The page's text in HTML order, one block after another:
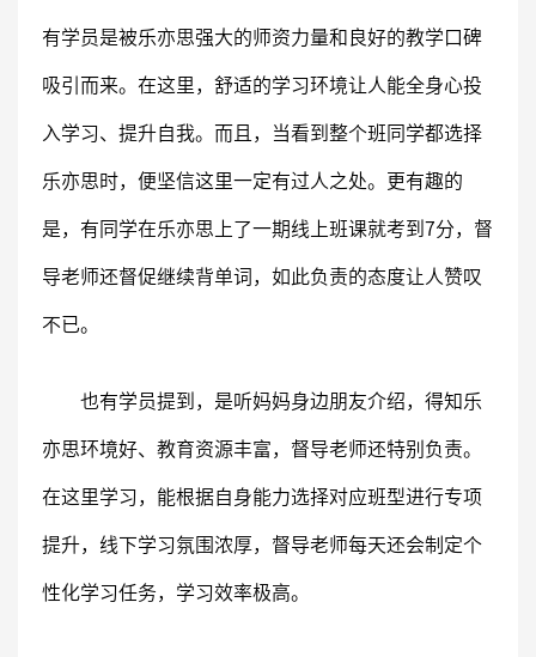
有学员是被乐亦思强大的师资力量和良好的教学口碑
吸引而来。在这里，舒适的学习环境让人能全身心投
入学习、提升自我。而且，当看到整个班同学都选择
乐亦思时，便坚信这里一定有过人之处。更有趣的
是，有同学在乐亦思上了一期线上班课就考到7分，督
导老师还督促继续背单词，如此负责的态度让人赞叹
不已。
也有学员提到，是听妈妈身边朋友介绍，得知乐
亦思环境好、教育资源丰富，督导老师还特别负责。
在这里学习，能根据自身能力选择对应班型进行专项
提升，线下学习氛围浓厚，督导老师每天还会制定个
性化学习任务，学习效率极高。